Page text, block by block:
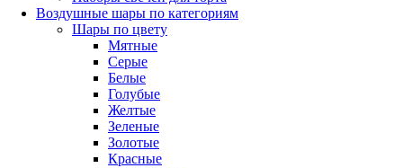
Воздушные шары по категориям
Шары по цвету
Мятные
Серые
Белые
Голубые
Желтые
Зеленые
Золотые
Красные